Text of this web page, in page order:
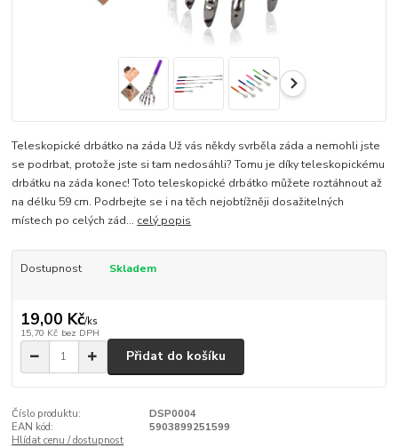
Teleskopické drbátko na záda Už vás někdy svrběla záda a nemohli jste
se podrbat, protože jste si tam nedosáhli? Tomu je díky teleskopickému
drbátku na záda konec! Toto teleskopické drbátko můžete roztáhnout až
na délku 59 cm. Podrbejte se i na těch nejobtížněji dosažitelných
místech po celých zád... celý popis
Dostupnost Skladem
19,00 Kč/ks
15,70 Kč bez DPH
Přidat do košíku
Číslo produktu:
DSP0004
EAN kód:
5903899251599
Hlídat cenu / dostupnost